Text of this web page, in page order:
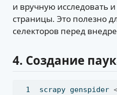
и вручную исследовать
страницы. Это полезно
селекторов перед
4. Создание
scrapy genspider